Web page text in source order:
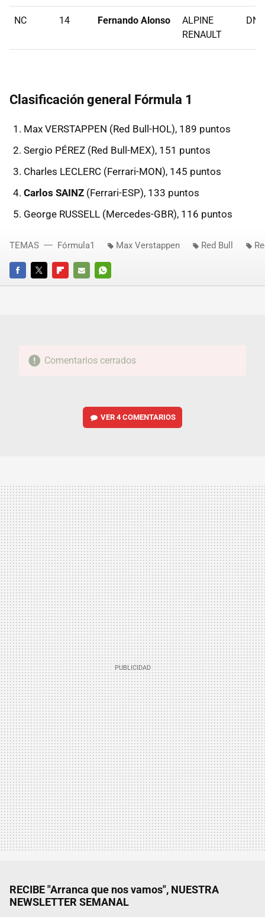
NC 14 Fernando Alonso
ALPINE
RENAULT
DNF
Clasificación general Fórmula 1
Max VERSTAPPEN (Red Bull-HOL), 189 puntos
Sergio PÉREZ (Red Bull-MEX), 151 puntos
Charles LECLERC (Ferrari-MON), 145 puntos
Carlos SAINZ (Ferrari-ESP), 133 puntos
George RUSSELL (Mercedes-GBR), 116 puntos
FACEBOOKTWITTERFLIPBOARD
E-
WHATSAPP
TEMAS Fórmula1 Max Verstappen Red Bull
Comentarios cerrados
VER4 COMENTARIOS
RECIBE "Arranca que nos vamos", NUESTRA
NEWSLETTER SEMANAL